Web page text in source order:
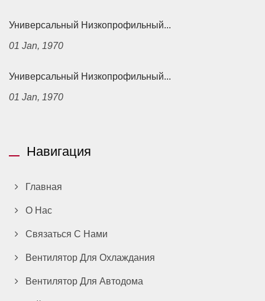
Универсальный Низкопрофильный...
01 Jan, 1970
Универсальный Низкопрофильный...
01 Jan, 1970
Навигация
Главная
О Нас
Связаться С Нами
Вентилятор Для Охлаждания
Вентилятор Для Автодома